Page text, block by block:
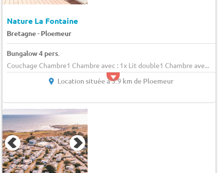
Nature La Fontaine
Bretagne- Ploemeur
Bungalow 4 pers.
Couchage Chambre1 Chambre avec : 1x Lit double1 Chambre ave...
Location située à 3.9 km de Ploemeur